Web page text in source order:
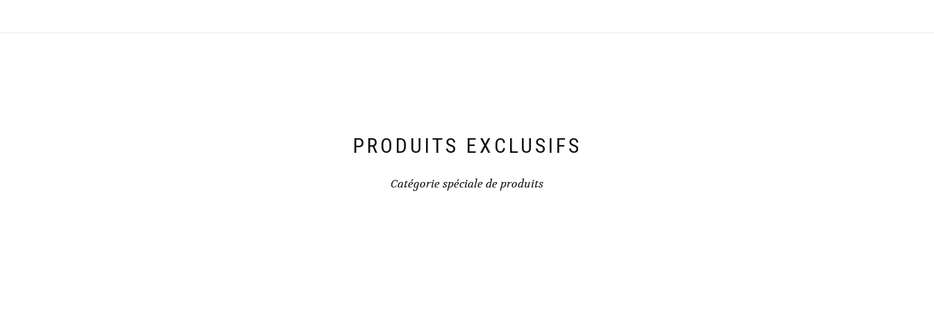
PRODUITS EXCLUSIFS
Catégorie spéciale de produits